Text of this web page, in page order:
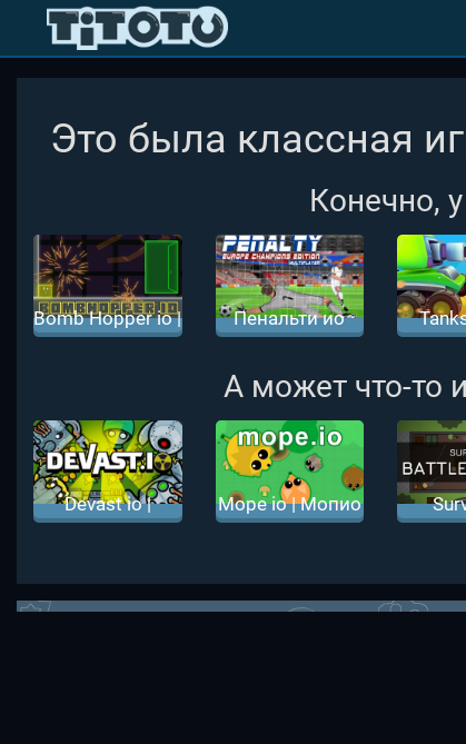
Это была классная
Конечно,
Bomb Hopper io |
Пенальти ио
А может что-то
Devast io |
Mope io | Мопио